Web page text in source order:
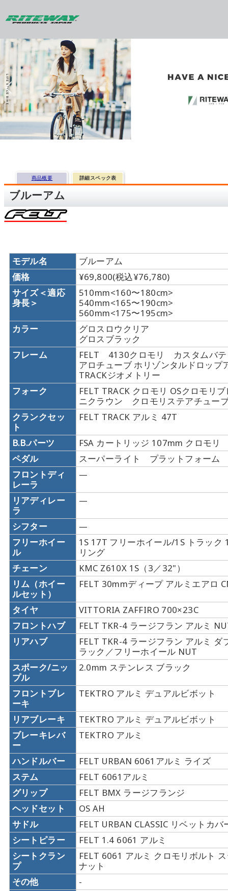
商品概要 詳細スペック表
ブルーアム
モデル名
ブルーアム
価格
¥69,800(税込¥76,780)
サイズ＜適応
身長＞
510mm<160〜180cm>
540mm<165〜190cm>
560mm<175〜195cm>
カラー
グロスロウクリア
グロスブラック
フレーム
FELT 4130クロモリ カスタムバ
アロチューブ ホリゾンタルドロッ
TRACKジオメトリー
フォーク
FELT TRACK クロモリ OSクロモリ
ニクラウン クロモリステアチュー
クランクセッ
ト
FELT TRACK アルミ 47T
B.B.パーツ
FSA カートリッジ 107mm クロモリ
ペダル
スーパーライト プラットフォーム
フロントディ
レーラ
—
リアディレー
ラ
—
シフター
—
フリーホイー
ル
1S 17T フリーホイール/1S トラック
リング
チェーン
KMC Z610X 1S（3／32"）
リム（ホイー
ルセット）
FELT 30mmディープ アルミエアロ
タイヤ
VITTORIA ZAFFIRO 700×23C
フロントハブ
FELT TKR-4 ラージフラン アルミ
リアハブ
FELT TKR-4 ラージフラン アルミ ダ
ラック／フリーホイール NUT
スポーク/ニッ
プル
2.0mm ステンレス ブラック
フロントブレ
ーキ
TEKTRO アルミ デュアルビボット
リアブレーキ
TEKTRO アルミ デュアルビボット
ブレーキレバ
ー
TEKTRO アルミ
ハンドルバー
FELT URBAN 6061アルミ ライズ
ステム
FELT 6061アルミ
グリップ
FELT BMX ラージフランジ
ヘッドセット
OS AH
サドル
FELT URBAN CLASSIC リベットカバ
シートピラー
FELT 1.4 6061 アルミ
シートクラン
プ
FELT 6061 アルミ クロモリボルト
ナット
その他
-